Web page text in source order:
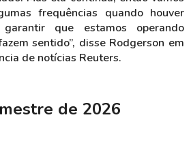
frequências quando houver
que estamos operando
sentido”, disse Rodgerson em
de notícias Reuters.
de 2026